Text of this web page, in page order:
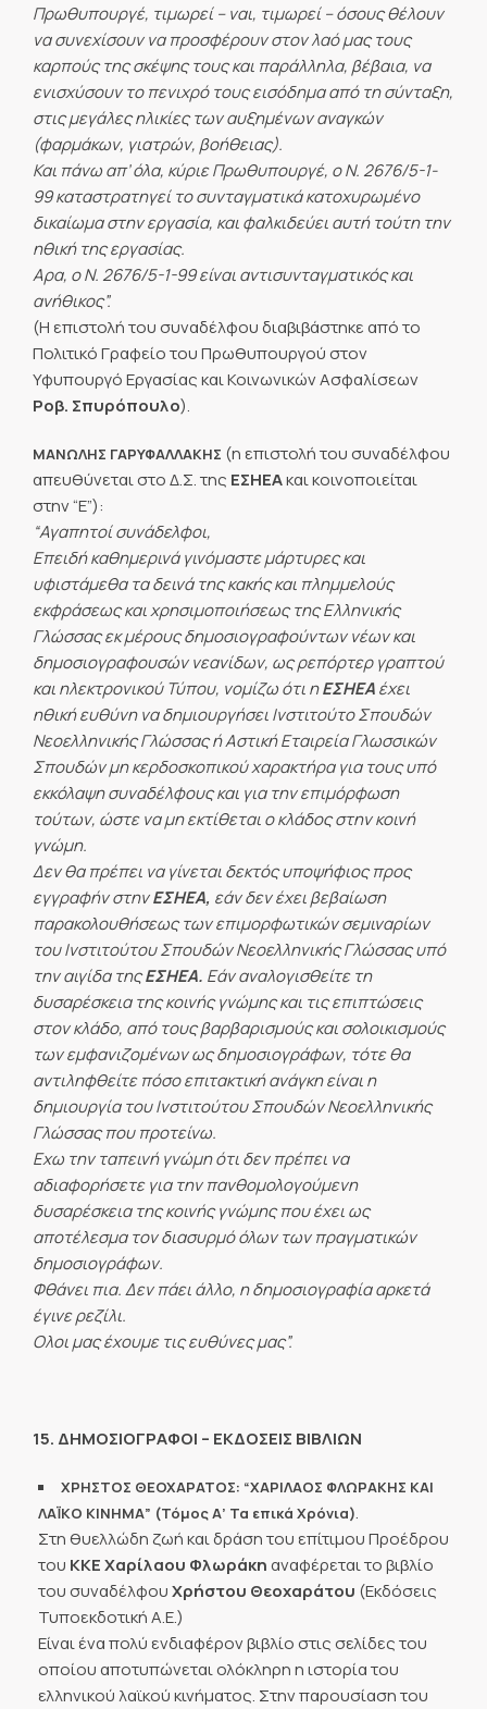
Πρωθυπουργέ, τιμωρεί – ναι, τιμωρεί – όσους θέλουν
να συνεχίσουν να προσφέρουν στον λαό μας τους
καρπούς της σκέψης τους και παράλληλα, βέβαια, να
ενισχύσουν το πενιχρό τους εισόδημα από τη σύνταξη,
στις μεγάλες ηλικίες των αυξημένων αναγκών
(φαρμάκων, γιατρών, βοήθειας).
Και πάνω απ’ όλα, κύριε Πρωθυπουργέ, ο Ν. 2676/5-1-
99 καταστρατηγεί το συνταγματικά κατοχυρωμένο
δικαίωμα στην εργασία, και φαλκιδεύει αυτή τούτη την
ηθική της εργασίας.
Αρα, ο Ν. 2676/5-1-99 είναι αντισυνταγματικός και
ανήθικος”.
(Η επιστολή του συναδέλφου διαβιβάστηκε από το
Πολιτικό Γραφείο του Πρωθυπουργού στον
Υφυπουργό Εργασίας και Κοινωνικών Ασφαλίσεων
Ροβ. Σπυρόπουλο).
ΜΑΝΩΛΗΣ ΓΑΡΥΦΑΛΛΑΚΗΣ (η επιστολή του συναδέλφου
απευθύνεται στο Δ.Σ. της ΕΣΗΕΑκαι κοινοποιείται
στην “Ε”):
“Αγαπητοί συνάδελφοι,
Επειδή καθημερινά γινόμαστε μάρτυρες και
υφιστάμεθα τα δεινά της κακής και πλημμελούς
εκφράσεως και χρησιμοποιήσεως της Ελληνικής
Γλώσσας εκ μέρους δημοσιογραφούντων νέων και
δημοσιογραφουσών νεανίδων, ως ρεπόρτερ γραπτού
και ηλεκτρονικού Τύπου, νομίζω ότι ηΕΣΗΕΑέχει
ηθική ευθύνη να δημιουργήσει Ινστιτούτο Σπουδών
Νεοελληνικής Γλώσσας ή Αστική Εταιρεία Γλωσσικών
Σπουδών μη κερδοσκοπικού χαρακτήρα για τους υπό
εκκόλαψη συναδέλφους και για την επιμόρφωση
τούτων, ώστε να μη εκτίθεται ο κλάδος στην κοινή
γνώμη.
Δεν θα πρέπει να γίνεται δεκτός υποψήφιος προς
εγγραφήν στηνΕΣΗΕΑ, εάν δεν έχει βεβαίωση
παρακολουθήσεως των επιμορφωτικών σεμιναρίων
του Ινστιτούτου Σπουδών Νεοελληνικής Γλώσσας υπό
την αιγίδα τηςΕΣΗΕΑ. Εάν αναλογισθείτε τη
δυσαρέσκεια της κοινής γνώμης και τις επιπτώσεις
στον κλάδο, από τους βαρβαρισμούς και σολοικισμούς
των εμφανιζομένων ως δημοσιογράφων, τότε θα
αντιληφθείτε πόσο επιτακτική ανάγκη είναι η
δημιουργία του Ινστιτούτου Σπουδών Νεοελληνικής
Γλώσσας που προτείνω.
Εχω την ταπεινή γνώμη ότι δεν πρέπει να
αδιαφορήσετε για την πανθομολογούμενη
δυσαρέσκεια της κοινής γνώμης που έχει ως
αποτέλεσμα τον διασυρμό όλων των πραγματικών
δημοσιογράφων.
Φθάνει πια. Δεν πάει άλλο, η δημοσιογραφία αρκετά
έγινε ρεζίλι.
Ολοι μας έχουμε τις ευθύνες μας”.
15. ΔΗΜΟΣΙΟΓΡΑΦΟΙ – ΕΚΔΟΣΕΙΣ ΒΙΒΛΙΩΝ
ΧΡΗΣΤΟΣ ΘΕΟΧΑΡΑΤΟΣ: “ΧΑΡΙΛΑΟΣ ΦΛΩΡΑΚΗΣ ΚΑΙ
ΛΑΪΚΟ ΚΙΝΗΜΑ” (Τόμος Α’ Τα επικά Χρόνια).
Στη θυελλώδη ζωή και δράση του επίτιμου Προέδρου
του ΚΚΕ Χαρίλαου Φλωράκηαναφέρεται το βιβλίο
του συναδέλφουΧρήστου Θεοχαράτου (Εκδόσεις
Τυποεκδοτική Α.Ε.)
Είναι ένα πολύ ενδιαφέρον βιβλίο στις σελίδες του
οποίου αποτυπώνεται ολόκληρη η ιστορία του
ελληνικού λαϊκού κινήματος. Στην παρουσίαση του